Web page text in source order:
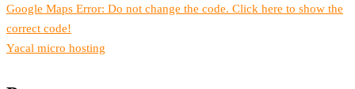
Google Maps Error: Do not change the code. Click here to show the
correct code!
Yacal micro hosting